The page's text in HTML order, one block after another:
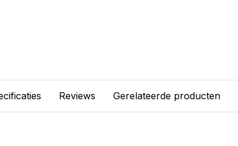
Reviews Gerelateerde producten